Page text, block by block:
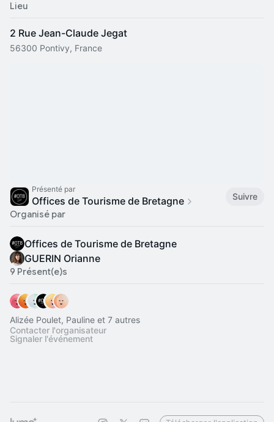
Lieu
2 Rue Jean-Claude Jegat
56300 Pontivy, France
Présenté par
Offices de Tourisme de Bretagne Suivre
Organisé par
Offices de Tourisme de Bretagne
GUERIN Orianne
9 Présent(e)s
Alizée Poulet, Pauline et 7 autres
Contacter l'organisateur
Signaler l'événement